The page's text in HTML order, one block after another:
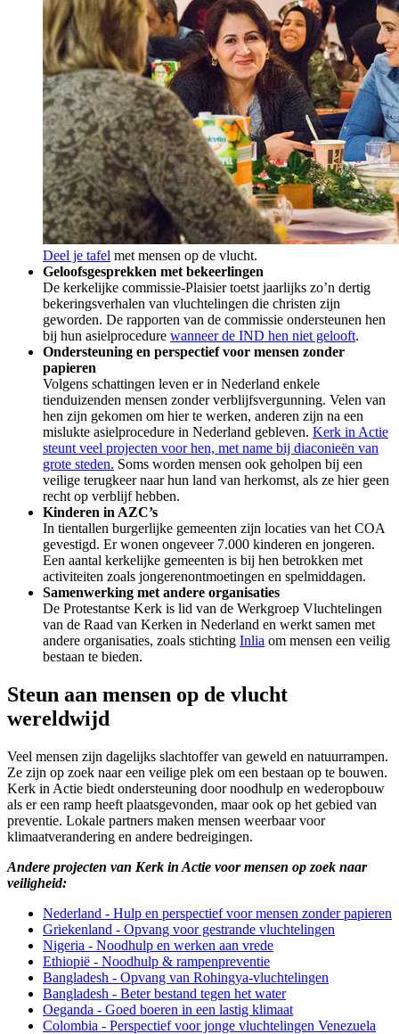
Deel je tafel met mensen op de vlucht.
Geloofsgesprekken met bekeerlingen
De kerkelijke commissie-Plaisier toetst jaarlijks zo’n dertig
bekeringsverhalen van vluchtelingen die christen zijn
geworden. De rapporten van de commissie ondersteunen hen
bij hun asielprocedure wanneer de IND hen niet gelooft.
Ondersteuning en perspectief voor mensen zonder
papieren
Volgens schattingen leven er in Nederland enkele
tienduizenden mensen zonder verblijfsvergunning. Velen van
hen zijn gekomen om hier te werken, anderen zijn na een
mislukte asielprocedure in Nederland gebleven. Kerk in Actie
steunt veel projecten voor hen, met name bij diaconieën van
grote steden. Soms worden mensen ook geholpen bij een
veilige terugkeer naar hun land van herkomst, als ze hier geen
recht op verblijf hebben.
Kinderen in AZC’s
In tientallen burgerlijke gemeenten zijn locaties van het COA
gevestigd. Erwonen ongeveer 7.000 kinderen en jongeren.
Een aantal kerkelijke gemeenten is bij hen betrokken met
activiteiten zoals jongerenontmoetingen en spelmiddagen.
Samenwerking met andere organisaties
De Protestantse Kerk is lid van de Werkgroep Vluchtelingen
van de Raad van Kerken in Nederland en werkt samen met
andere organisaties, zoals stichting Inlia om mensen een veilig
bestaan te bieden.
Steun aan mensen op de vlucht
wereldwijd
Veel mensen zijn dagelijks slachtoffer van geweld en natuurrampen.
Ze zijn op zoek naar een veilige plek om een bestaan op te bouwen.
Kerk in Actie biedt ondersteuning doornoodhulp en wederopbouw
als er een ramp heeft plaatsgevonden, maar ook op het gebied van
preventie. Lokale partners maken mensen weerbaarvoor
klimaatverandering en andere bedreigingen.
Andere projecten van Kerk in Actie voor mensen op zoek naar
veiligheid:
Nederland - Hulp en perspectief voor mensen zonder papieren
Griekenland - Opvang voor gestrande vluchtelingen
Nigeria - Noodhulp en werken aan vrede
Ethiopië - Noodhulp & rampenpreventie
Bangladesh - Opvang van Rohingya-vluchtelingen
Bangladesh - Beter bestand tegen het water
Oeganda - Goed boeren in een lastig klimaat
Colombia - Perspectief voor jonge vluchtelingen Venezuela